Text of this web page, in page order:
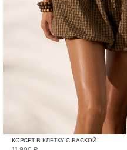
КОРСЕТ В КЛЕТКУ С БАСКОЙ